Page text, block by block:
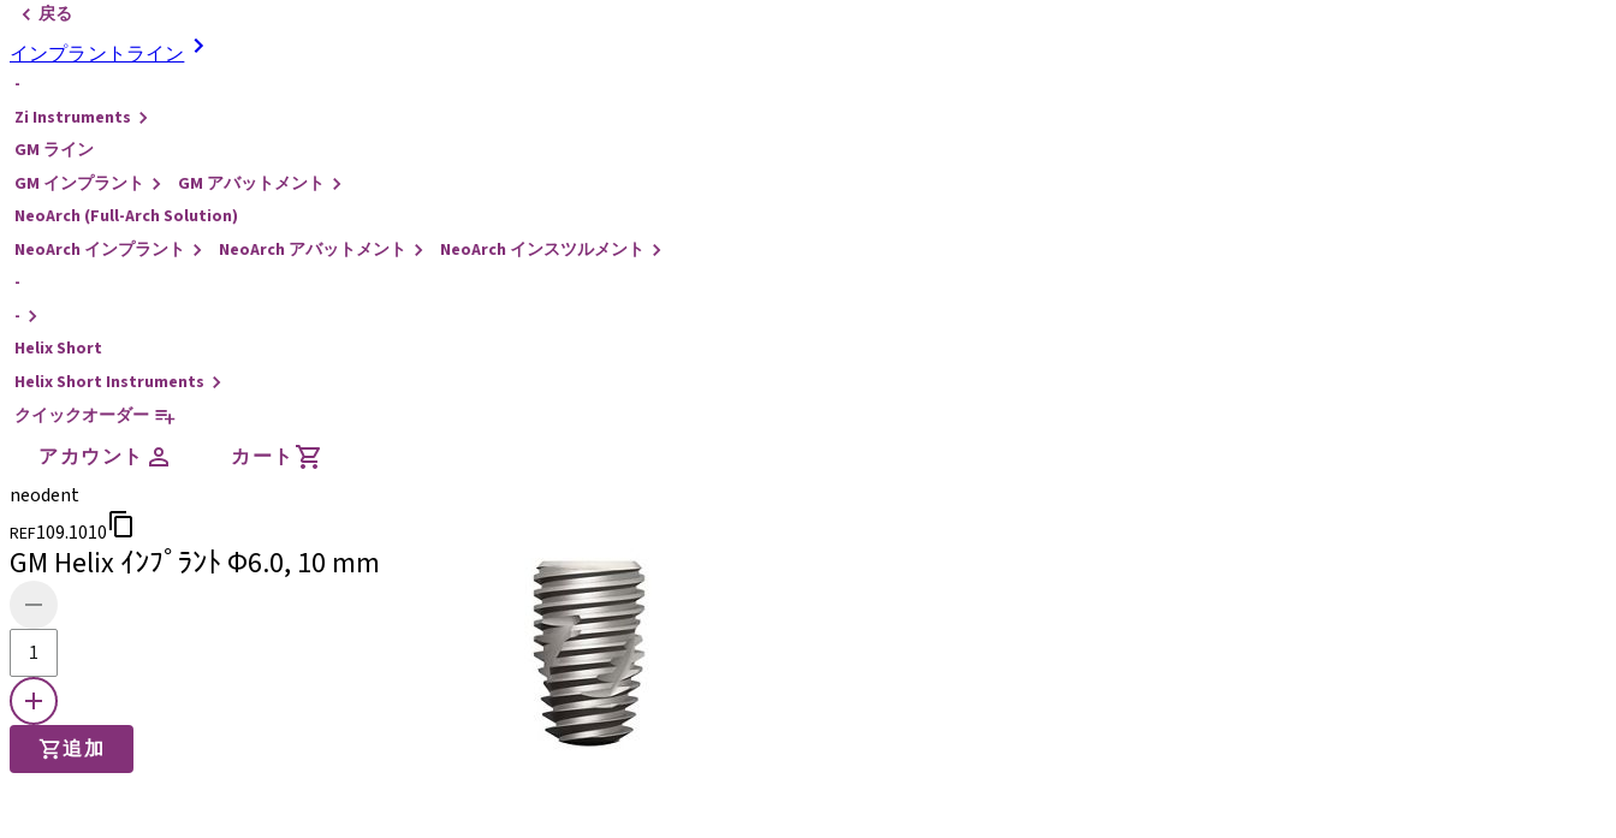
戻る
インプラントライン
-
Zi Instruments
GM ライン
GM インプラント
GM アバットメント
NeoArch (Full-Arch Solution)
NeoArch インプラント
NeoArch アバットメント
NeoArch インスツルメント
-
-
Helix Short
Helix Short Instruments
クイックオーダー
アカウント
カート
neodent
REF109.1010
GM Helix ｲﾝﾌﾟﾗﾝﾄ Φ6.0, 10 mm
追加